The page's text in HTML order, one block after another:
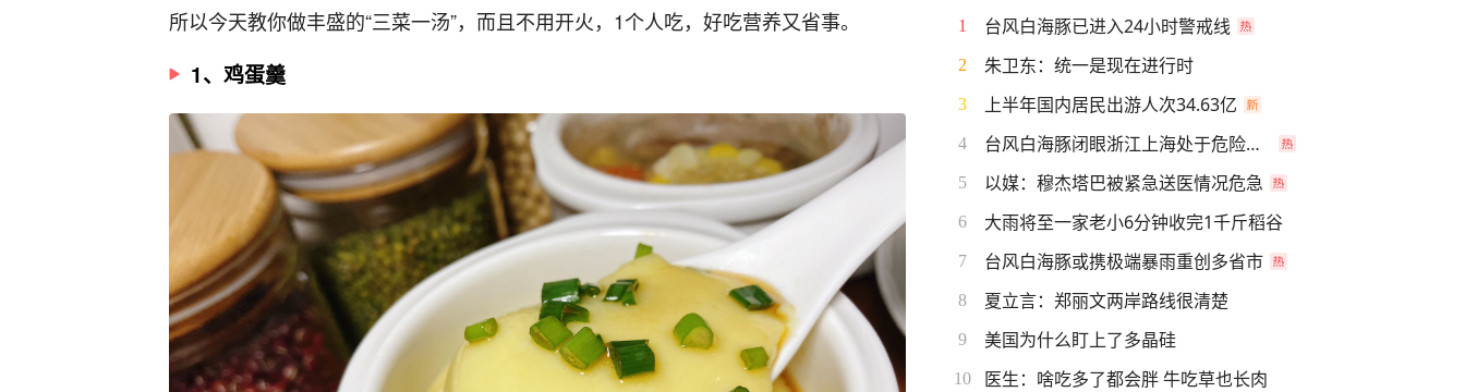
所以今天教你做丰盛的“三菜一汤”，而且不用开火，1个人吃，好吃营养又省事。
1、鸡蛋羹
1 台风白海豚已进入24小时警戒线
2 朱卫东：统一是现在进行时
3 上半年国内居民出游人次34.63亿
4 台风白海豚闭眼浙江上海处于危险半圆
5 以媒：穆杰塔巴被紧急送医情况危急
6 大雨将至一家老小6分钟收完1千斤稻谷
7 台风白海豚或携极端暴雨重创多省市
8 夏立言：郑丽文两岸路线很清楚
9 美国为什么盯上了多晶硅
10 医生：啥吃多了都会胖 牛吃草也长肉